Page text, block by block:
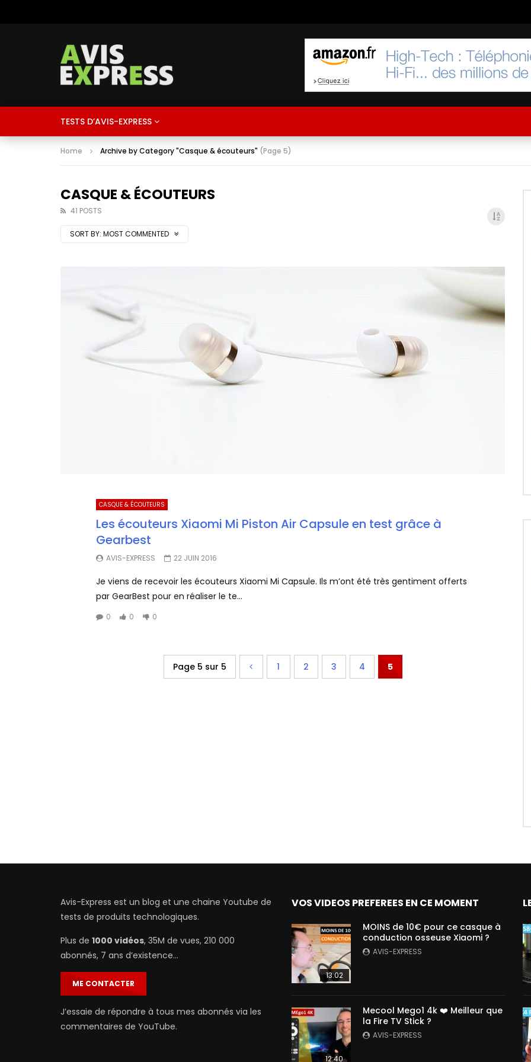
TESTS D’AVIS-EXPRESS
Home Archive by Category "Casque & écouteurs" (Page 5)
CASQUE & ÉCOUTEURS
41 POSTS
SORT BY: MOST COMMENTED
CASQUE & ÉCOUTEURS
Les écouteurs Xiaomi Mi Piston Air Capsule en test grâce à
Gearbest
AVIS-EXPRESS 22 JUIN 2016
Je viens de recevoir les écouteurs Xiaomi Mi Capsule. Ils m’ont été très gentiment offerts
par GearBest pour en réaliser le te...
0 0 0
Page 5 sur 5 1 2 3 4 5
Avis-Express est un blog et une chaine Youtube de
tests de produits technologiques.
Plus de 1000 vidéos, 35M de vues, 210 000
abonnés, 7 ans d’existence…
ME CONTACTER
J’essaie de répondre à tous mes abonnés via les
commentaires de YouTube.
VOS VIDEOS PREFEREES EN CE MOMENT
13:02
MOINS de 10€ pour ce casque à
conduction osseuse Xiaomi ?
AVIS-EXPRESS
12:40
Mecool Mego1 4k ❤️ Meilleur que
la Fire TV Stick ?
AVIS-EXPRESS